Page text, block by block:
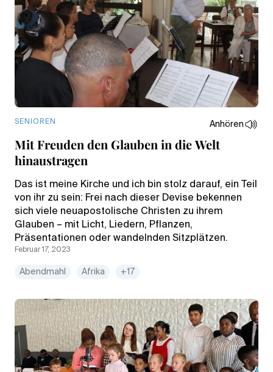
SENIOREN Anhören
Mit Freuden den Glauben in die Welt
hinaustragen
Das ist meine Kirche und ich bin stolz darauf, ein Teil
von ihr zu sein: Frei nach dieser Devise bekennen
sich viele neuapostolische Christen zu ihrem
Glauben – mit Licht, Liedern, Pflanzen,
Präsentationen oder wandelnden Sitzplätzen.
Februar 17, 2023
Abendmahl Afrika +17